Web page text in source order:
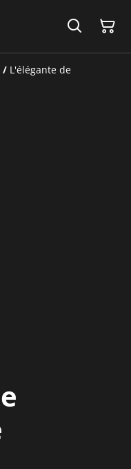
/ L'élégante de